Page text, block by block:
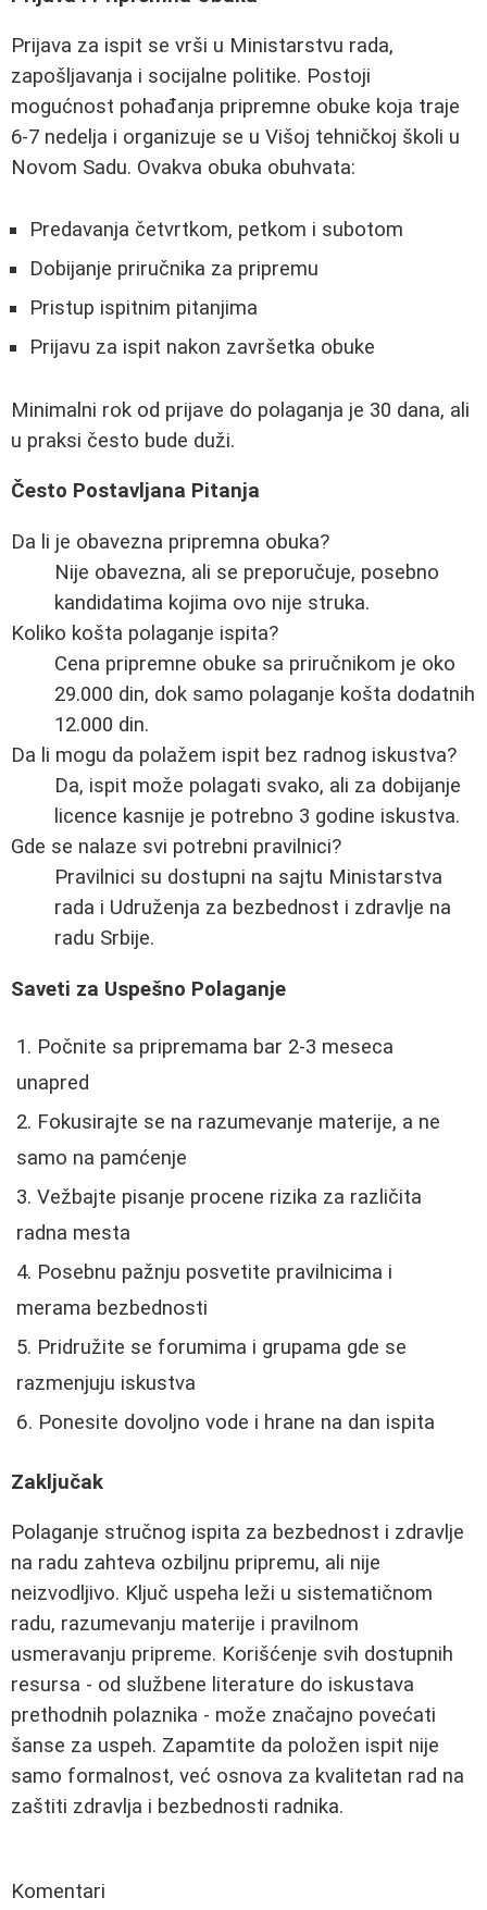
Prijava za ispit se vrši u Ministarstvu rada,
zapošljavanja i socijalne politike. Postoji
mogućnost pohađanja pripremne obuke koja traje
6-7 nedelja i organizuje se u Višoj tehničkoj školi u
Novom Sadu. Ovakva obuka obuhvata:
Predavanja četvrtkom, petkom i subotom
Dobijanje priručnika za pripremu
Pristup ispitnim pitanjima
Prijavu za ispit nakon završetka obuke
Minimalni rok od prijave do polaganja je 30 dana, ali
u praksi često bude duži.
Često Postavljana Pitanja
Da li je obavezna pripremna obuka?
Nije obavezna, ali se preporučuje, posebno
kandidatima kojima ovo nije struka.
Koliko košta polaganje ispita?
Cena pripremne obuke sa priručnikom je oko
29.000 din, dok samo polaganje košta dodatnih
12.000 din.
Da li mogu da polažem ispit bez radnog iskustva?
Da, ispit može polagati svako, ali za dobijanje
licence kasnije je potrebno 3 godine iskustva.
Gde se nalaze svi potrebni pravilnici?
Pravilnici su dostupni na sajtu Ministarstva
rada i Udruženja za bezbednost i zdravlje na
radu Srbije.
Saveti za Uspešno Polaganje
Počnite sa pripremama bar 2-3 meseca
unapred
Fokusirajte se na razumevanje materije, a ne
samo na pamćenje
Vežbajte pisanje procene rizika za različita
radna mesta
Posebnu pažnju posvetite pravilnicima i
merama bezbednosti
Pridružite se forumima i grupama gde se
razmenjuju iskustva
Ponesite dovoljno vode i hrane na dan ispita
Zaključak
Polaganje stručnog ispita za bezbednost i zdravlje
na radu zahteva ozbiljnu pripremu, ali nije
neizvodljivo. Ključ uspeha leži u sistematičnom
radu, razumevanju materije i pravilnom
usmeravanju pripreme. Korišćenje svih dostupnih
resursa - od službene literature do iskustava
prethodnih polaznika - može značajno povećati
šanse za uspeh. Zapamtite da položen ispit nije
samo formalnost, već osnova za kvalitetan rad na
zaštiti zdravlja i bezbednosti radnika.
Komentari